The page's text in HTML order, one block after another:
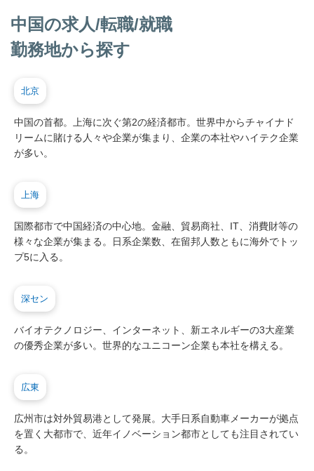
中国の求人/転職/就職
勤務地から探す
北京
中国の首都。上海に次ぐ第2の経済都市。世界中からチャイナド
リームに賭ける人々や企業が集まり、企業の本社やハイテク企業
が多い。
上海
国際都市で中国経済の中心地。金融、貿易商社、IT、消費財等の
様々な企業が集まる。日系企業数、在留邦人数ともに海外でトッ
プ5に入る。
深セン
バイオテクノロジー、インターネット、新エネルギーの3大産業
の優秀企業が多い。世界的なユニコーン企業も本社を構える。
広東
広州市は対外貿易港として発展。大手日系自動車メーカーが拠点
を置く大都市で、近年イノベーション都市としても注目されてい
る。